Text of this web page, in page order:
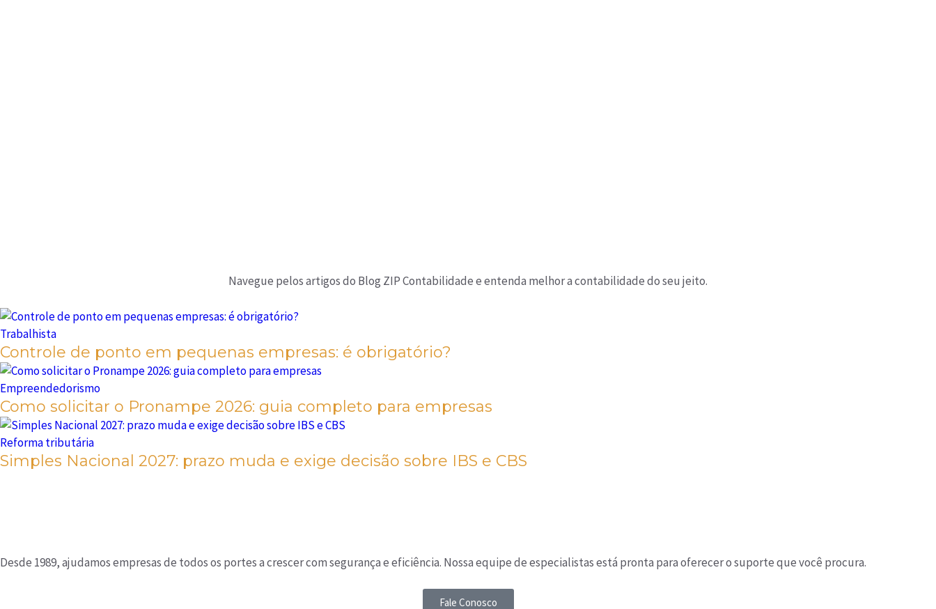
Navegue pelos artigos do Blog ZIP Contabilidade e entenda melhor a contabilidade do seu jeito.
Trabalhista
Controle de ponto em pequenas empresas: é obrigatório?
Empreendedorismo
Como solicitar o Pronampe 2026: guia completo para empresas
Reforma tributária
Simples Nacional 2027: prazo muda e exige decisão sobre IBS e CBS
Desde 1989, ajudamos empresas de todos os portes a crescer com segurança e eficiência. Nossa equipe de especialistas está pronta para oferecer o suporte que você procura.
Fale Conosco